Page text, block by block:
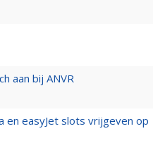
aan bij ANVR
easyJet slots vrijgeven op